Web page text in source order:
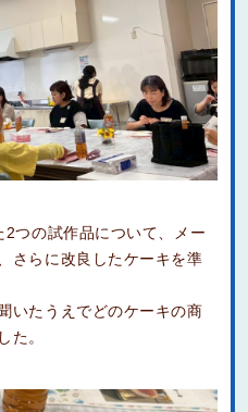
つの試作品について、メー
さらに改良したケーキを準
いたうえでどのケーキの商
た。